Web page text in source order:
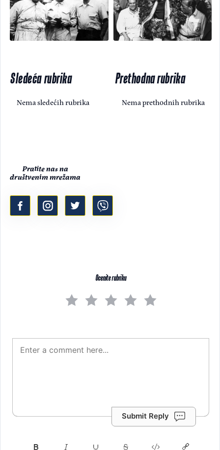
Sledeća rubrika
Nema sledećih rubrika
Prethodna rubrika
Nema prethodnih rubrika
Pratite nas na
društvenim mrežama
Ocenite rubriku
Submit Reply